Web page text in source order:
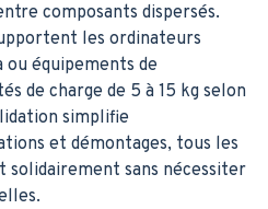
composants dispersés.
les ordinateurs
équipements de
de charge de 5 à 15 kg selon
simplifie
et démontages, tous les
solidairement sans nécessiter